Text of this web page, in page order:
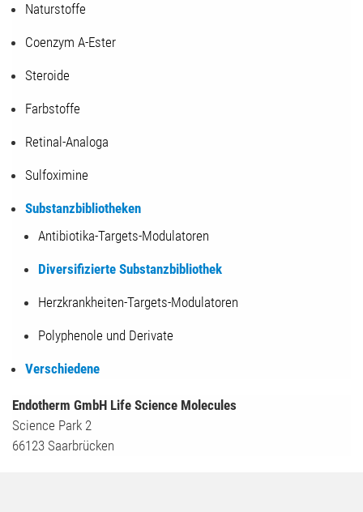
Naturstoffe
Coenzym A-Ester
Steroide
Farbstoffe
Retinal-Analoga
Sulfoximine
Substanzbibliotheken
Antibiotika-Targets-Modulatoren
Diversifizierte Substanzbibliothek
Herzkrankheiten-Targets-Modulatoren
Polyphenole und Derivate
Verschiedene
Endotherm GmbH Life Science Molecules
Science Park 2
66123 Saarbrücken